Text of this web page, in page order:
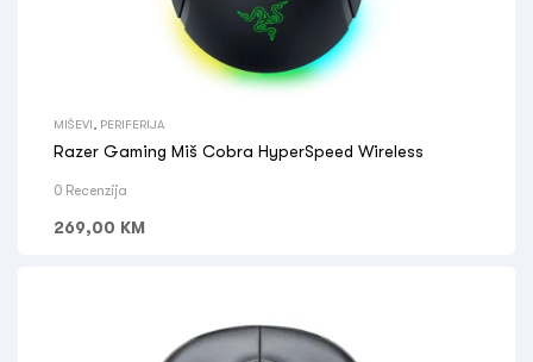
MIŠEVI PERIFERIJA
Razer Gaming Miš Cobra HyperSpeed Wireless
0 Recenzija
269,00 KM